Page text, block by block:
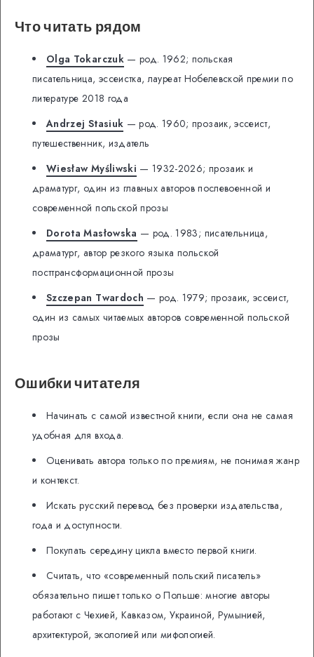
Что читать рядом
Olga Tokarczuk— род. 1962; польская
писательница, эссеистка, лауреат Нобелевской премии по
литературе 2018 года
Andrzej Stasiuk — род. 1960; прозаик, эссеист,
путешественник, издатель
Wiesław Myśliwski — 1932-2026; прозаик и
драматург, один из главных авторов послевоенной и
современной польской прозы
Dorota Masłowska — род. 1983; писательница,
драматург, автор резкого языка польской
посттрансформационной прозы
Szczepan Twardoch — род. 1979; прозаик, эссеист,
один из самых читаемых авторов современной польской
прозы
Ошибки читателя
Начинать с самой известной книги, если она не самая
удобная для входа.
Оценивать автора только по премиям, не понимая жанр
и контекст.
Искать русский перевод без проверки издательства,
года и доступности.
Покупать середину цикла вместо первой книги.
Считать, что «современный польский писатель»
обязательно пишет только о Польше: многие авторы
работают с Чехией, Кавказом, Украиной, Румынией,
архитектурой, экологией или мифологией.